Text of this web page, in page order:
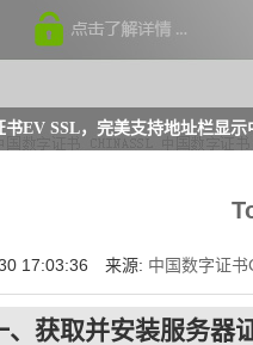
天你用了吗？
17:03:36 来源: 中国数字证书
、获取并安装服务器